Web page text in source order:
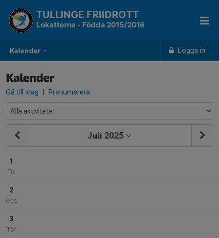
Kalender Logga in
TULLINGE FRIIDROTT
Lokatterna - Födda 2015/2016
Kalender
Gå till idag | Prenumerera
Juli 2025
1
Tis
2
Ons
3
Tor